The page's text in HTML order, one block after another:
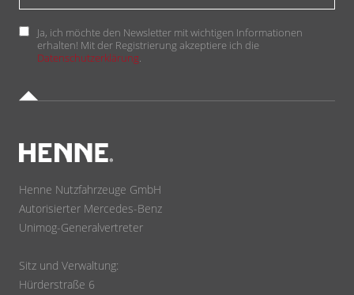
Ja, ich möchte den Newsletter mit wichtigen Informationen
erhalten! Mit der Registrierung akzeptiere ich die
Datenschutzerklärung.
Henne Nutzfahrzeuge GmbH
Autorisierter Mercedes-Benz
Unimog-Generalvertreter
Sitz und Verwaltung:
Hürderstraße 6